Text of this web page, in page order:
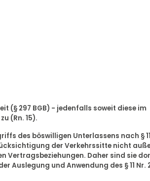
(§ 297 BGB) - jedenfalls soweit diese im
(Rn. 15).
des böswilligen Unterlassens nach § 11
der Verkehrssitte nicht
Vertragsbeziehungen. Daher sind sie
Auslegung und Anwendung des § 11 Nr.